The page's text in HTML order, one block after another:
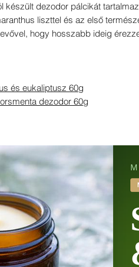
készült dezodor pálcikát
liszttel és az első
hogy hosszabb ideig
és eukaliptusz 60g
dezodor 60g